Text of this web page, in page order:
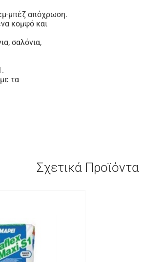
μπέζ απόχρωση.
κομψό και
σαλόνια,
τα
Σχετικά Προϊόντα